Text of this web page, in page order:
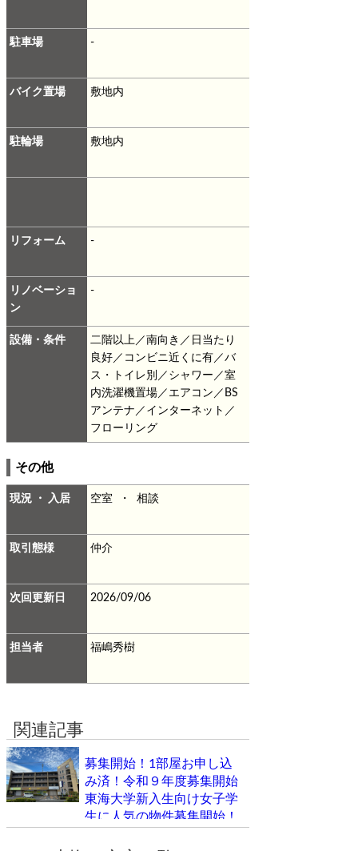
関連記事
募集開始！1部屋お申し込
み済！令和９年度募集開始
東海大学新入生向け女子学
生に人気の物件募集開始！
駐車場 -
バイク置場 敷地内
駐輪場 敷地内
リフォーム -
リノベーショ
ン
-
設備・条件
二階以上／南向き／日当たり
良好／コンビニ近くに有／バ
ス・トイレ別／シャワー／室
内洗濯機置場／エアコン／BS
アンテナ／インターネット／
フローリング
その他
現況 ・ 入居 空室 ・ 相談
取引態様 仲介
次回更新日 2026/09/06
担当者 福嶋秀樹